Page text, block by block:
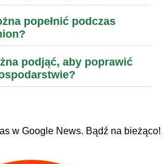
popełnić podczas
podjąć, aby poprawić
w Google News. Bądź na bieżąco!